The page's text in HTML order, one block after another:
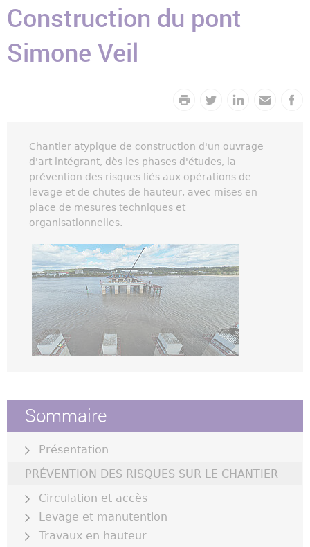
Construction du pont
Simone Veil
Chantier atypique de construction d'un ouvrage
d'art intégrant, dès les phases d'études, la
prévention des risques liés aux opérations de
levage et de chutes de hauteur, avec mises en
place de mesures techniques et
organisationnelles.
Sommaire
Présentation
PRÉVENTION DES RISQUES SUR LE CHANTIER
Circulation et accès
Levage et manutention
Travaux en hauteur